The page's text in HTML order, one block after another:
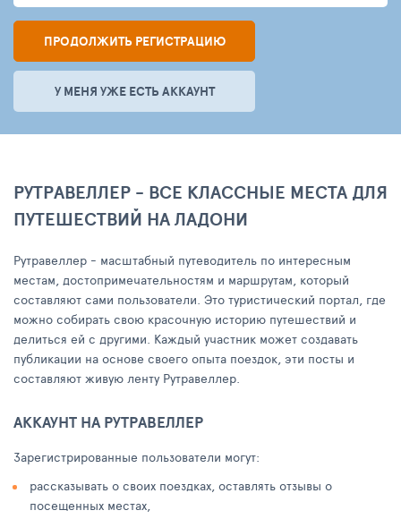
ПРОДОЛЖИТЬ РЕГИСТРАЦИЮ
У МЕНЯ УЖЕ ЕСТЬ АККАУНТ
РУТРАВЕЛЛЕР - ВСЕ КЛАССНЫЕ МЕСТА ДЛЯ
ПУТЕШЕСТВИЙ НА ЛАДОНИ
Рутравеллер - масштабный путеводитель по интересным
местам, достопримечательностям и маршрутам, который
составляют сами пользователи. Это туристический портал, где
можно собирать свою красочную историю путешествий и
делиться ей с другими. Каждый участник может создавать
публикации на основе своего опыта поездок, эти посты и
составляют живую ленту Рутравеллер.
АККАУНТ НА РУТРАВЕЛЛЕР
Зарегистрированные пользователи могут:
рассказывать о своих поездках, оставлять отзывы о
посещенных местах,